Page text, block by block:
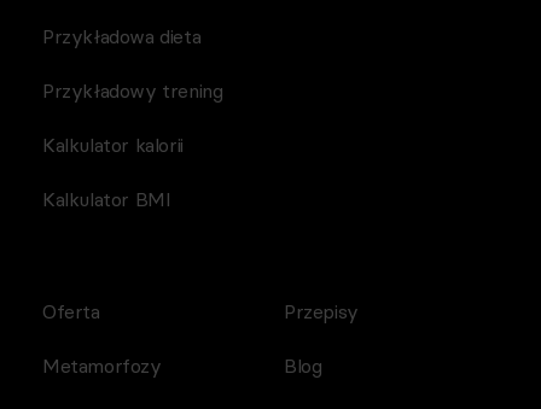
Przykładowa dieta
Przykładowy trening
Kalkulator kalorii
Kalkulator BMI
Oferta
Metamorfozy
Przepisy
Blog